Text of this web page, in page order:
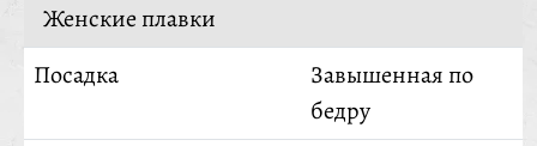
Женские плавки
Посадка
Завышенная по
бедру